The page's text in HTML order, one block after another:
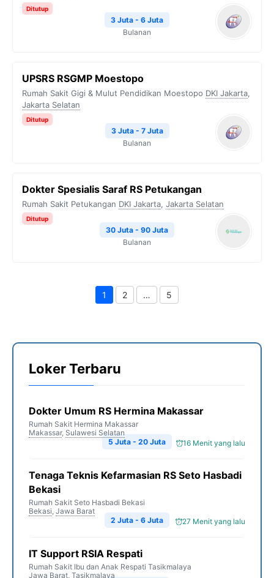
Ditutup
3 Juta - 6 Juta
Bulanan
UPSRS RSGMP Moestopo
Rumah Sakit Gigi & Mulut Pendidikan Moestopo DKI Jakarta,
Jakarta Selatan
Ditutup
3 Juta - 7 Juta
Bulanan
Dokter Spesialis Saraf RS Petukangan
Rumah Sakit Petukangan DKI Jakarta, Jakarta Selatan
Ditutup
30 Juta - 90 Juta
Bulanan
Page
1 Page
2 … 5
Loker Terbaru
Dokter Umum RS Hermina Makassar
Rumah Sakit Hermina Makassar
Makassar, Sulawesi Selatan
16 Menit yang lalu
5 Juta - 20 Juta
Tenaga Teknis Kefarmasian RS Seto Hasbadi
Bekasi
Rumah Sakit Seto Hasbadi Bekasi
Bekasi, Jawa Barat
27 Menit yang lalu
2 Juta - 6 Juta
IT Support RSIA Respati
Rumah Sakit Ibu dan Anak Respati Tasikmalaya
Jawa Barat, Tasikmalaya